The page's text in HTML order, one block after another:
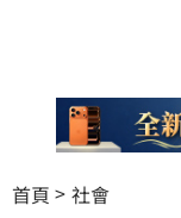
首頁 社會